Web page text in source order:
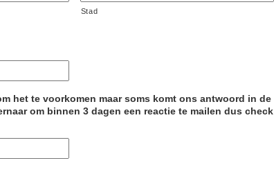
Stad
het te voorkomen maar soms komt ons antwoord in de
om binnen 3 dagen een reactie te mailen dus check